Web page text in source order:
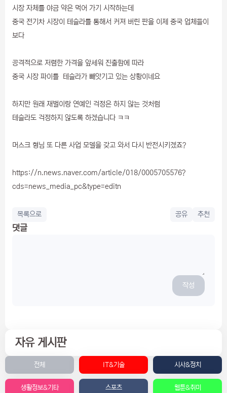
시장 자체를 야금 약은 먹어 가기 시작하는데
중국 전기차 시장이 테슬라를 통해서 커져 버린 판을 이제 중국 업체들이
보다
공격적으로 저렴한 가격을 앞세워 진출함에 따라
중국 시장 파이를 테슬라가 빼앗기고 있는 상황이네요
하지만 원래 재벌이랑 연예인 걱정은 하지 않는 것처럼
테슬라도 걱정하지 않도록 하겠습니다 ㅋㅋ
머스크 형님 또 다른 사업 모델을 갖고 와서 다시 반전시키겠죠?
https://n.news.naver.com/article/018/0005705576?
cds=news_media_pc&type=editn
목록으로 공유 추천
댓글
작성
자유 게시판
전체 IT&기술 시사&정치
생활정보&기타 스포츠 웹툰&취미